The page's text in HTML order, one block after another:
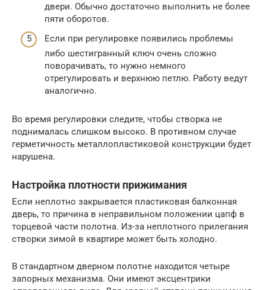
двери. Обычно достаточно выполнить не более
пяти оборотов.
Если при регулировке появились проблемы
либо шестигранный ключ очень сложно
поворачивать, то нужно немного
отрегулировать и верхнюю петлю. Работу ведут
аналогично.
Во время регулировки следите, чтобы створка не
поднималась слишком высоко. В противном случае
герметичность металлопластиковой конструкции будет
нарушена.
Настройка плотности прижимания
Если неплотно закрывается пластиковая балконная
дверь, то причина в неправильном положении цапф в
торцевой части полотна. Из-за неплотного прилегания
створки зимой в квартире может быть холодно.
В стандартном дверном полотне находится четыре
запорных механизма. Они имеют эксцентрики